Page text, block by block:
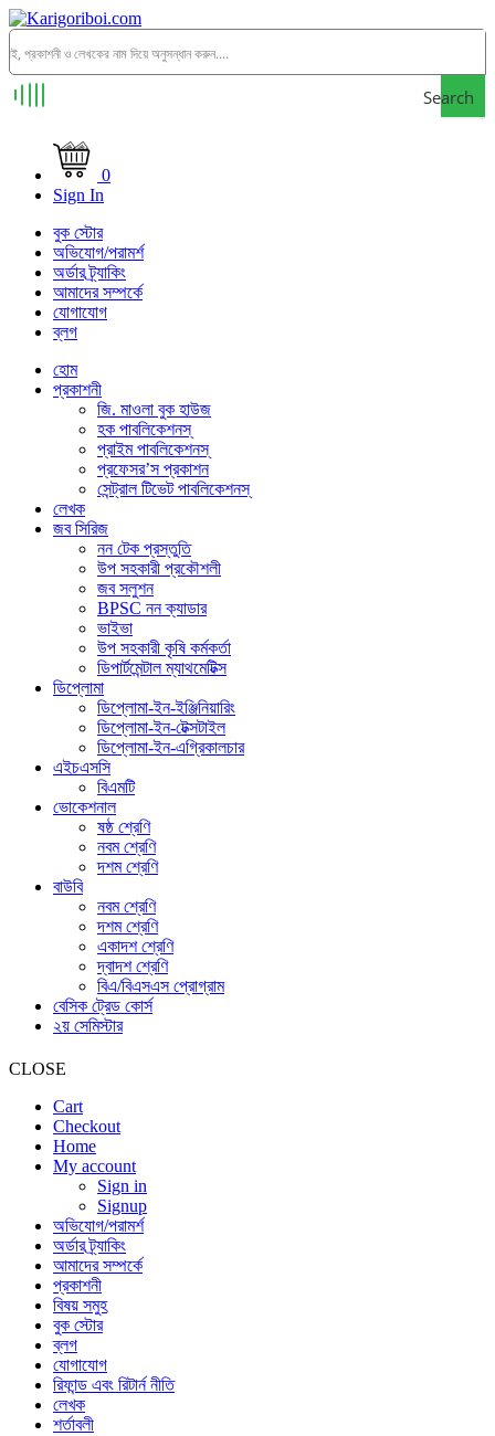
Search
0
Sign In
বুক স্টোর
অভিযোগ/পরামর্শ
অর্ডার ট্র্যাকিং
আমাদের সম্পর্কে
যোগাযোগ
ব্লগ
হোম
প্রকাশনী
জি. মাওলা বুক হাউজ
হক পাবলিকেশনস্
প্রাইম পাবলিকেশনস্
প্রফেসর’স প্রকাশন
সেন্ট্রাল টিভেট পাবলিকেশনস্
লেখক
জব সিরিজ
নন টেক প্রস্তুতি
উপ সহকারী প্রকৌশলী
জব সলুশন
BPSC নন ক্যাডার
ভাইভা
উপ সহকারী কৃষি কর্মকর্তা
ডিপার্টমেন্টাল ম্যাথমেটিক্স
ডিপ্লোমা
ডিপ্লোমা-ইন-ইঞ্জিনিয়ারিং
ডিপ্লোমা-ইন-টেক্সটাইল
ডিপ্লোমা-ইন-এগ্রিকালচার
এইচএসসি
বিএমটি
ভোকেশনাল
ষষ্ঠ শ্রেণি
নবম শ্রেণি
দশম শ্রেণি
বাউবি
নবম শ্রেণি
দশম শ্রেণি
একাদশ শ্রেণি
দ্বাদশ শ্রেণি
বিএ/বিএসএস প্রোগ্রাম
বেসিক ট্রেড কোর্স
২য় সেমিস্টার
CLOSE
Cart
Checkout
Home
My account
Sign in
Signup
অভিযোগ/পরামর্শ
অর্ডার ট্র্যাকিং
আমাদের সম্পর্কে
প্রকাশনী
বিষয় সমুহ
বুক স্টোর
ব্লগ
যোগাযোগ
রিফান্ড এবং রিটার্ন নীতি
লেখক
শর্তাবলী